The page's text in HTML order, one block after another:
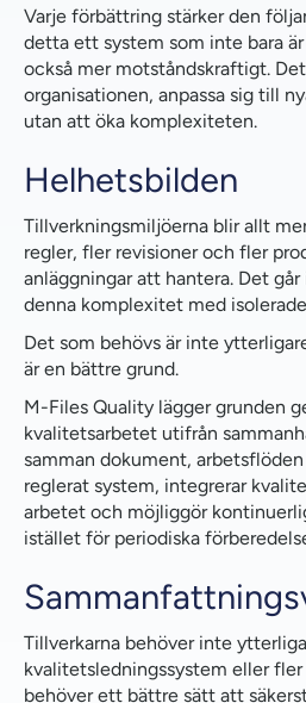
Varje förbättring stärker den
detta ett system som inte bara
också mer motståndskraftigt.
organisationen, anpassa sig till
utan att öka komplexiteten.
Helhetsbilden
Tillverkningsmiljöerna blir allt
regler, fler revisioner och fler
anläggningar att hantera. Det
denna komplexitet med
Det som behövs är inte
är en bättre grund.
M-Files Quality lägger grunden
kvalitetsarbetet utifrån
samman dokument,
reglerat system, integrerar
arbetet och möjliggör
istället för periodiska
Tillverkarna behöver inte
kvalitetsledningssystem eller
behöver ett bättre sätt att